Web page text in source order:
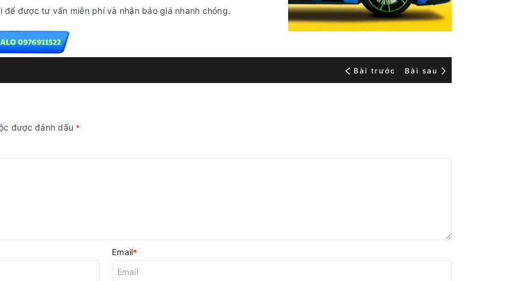
được tư vấn miễn phí và nhận báo giá nhanh chóng.
Bài trước Bài sau
được đánh dấu *
Email*